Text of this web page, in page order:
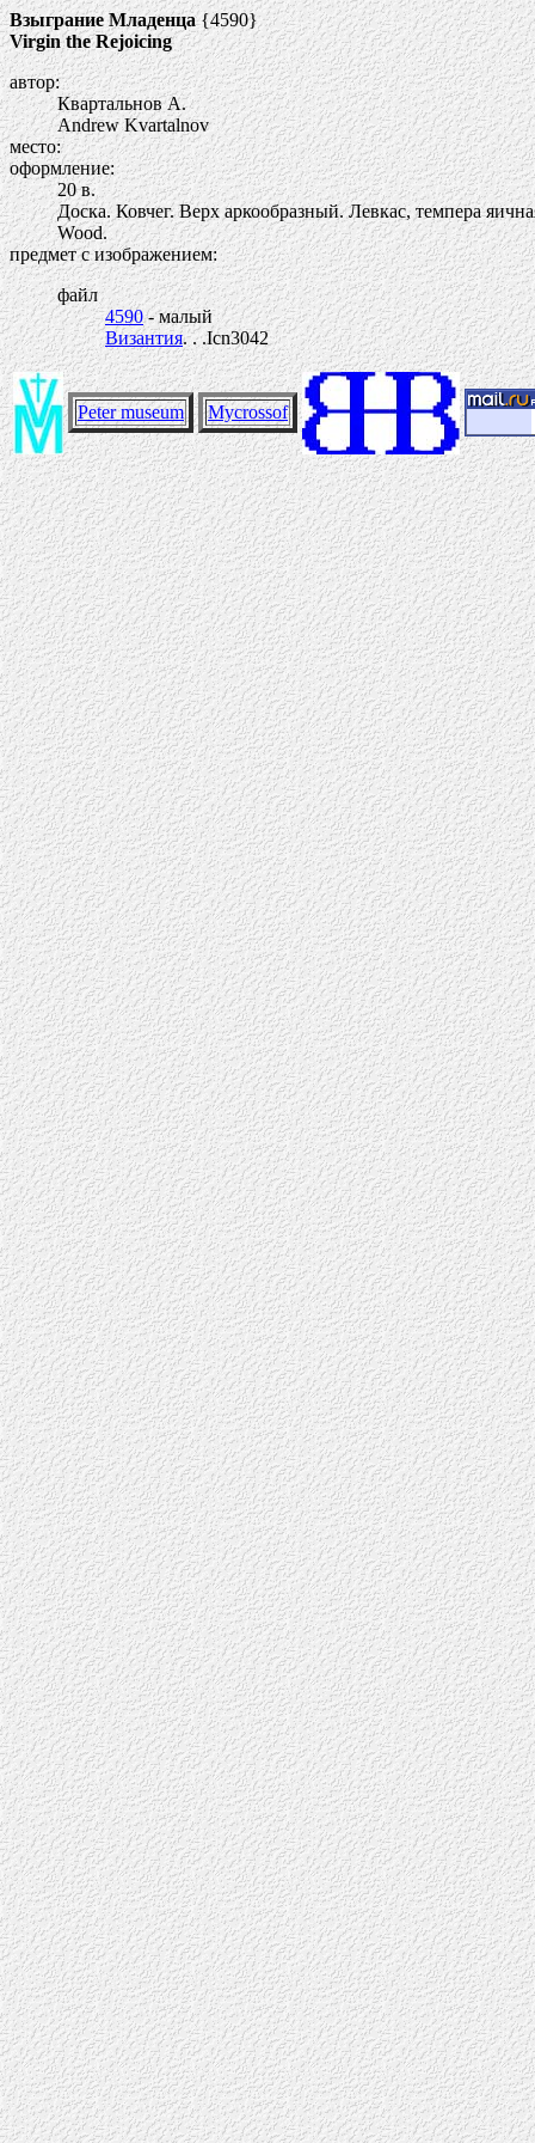
Взыграние Младенца{4590}
Virgin the Rejoicing
автор:
Квартальнов А.
Andrew Kvartalnov
место:
оформление:
20 в.
Доска. Ковчег. Верх аркообразный. Левкас, темпера
Wood.
предмет с изображением:
файл
4590- малый
Византия. . .Icn3042
Peter museum Mycrossof